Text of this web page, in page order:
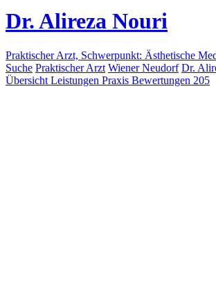
Dr. Alireza Nouri
Praktischer Arzt, Schwerpunkt: Ästhetische
Suche Praktischer Arzt Wiener Neudorf Dr.
Übersicht Leistungen Praxis Bewertungen 205